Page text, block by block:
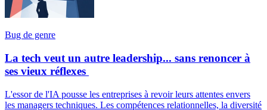
Bug de genre
La tech veut un autre leadership... sans renoncer à
ses vieux réflexes
L'essor de l'IA pousse les entreprises à revoir leurs attentes envers
les managers techniques. Les compétences relationnelles, la diversité